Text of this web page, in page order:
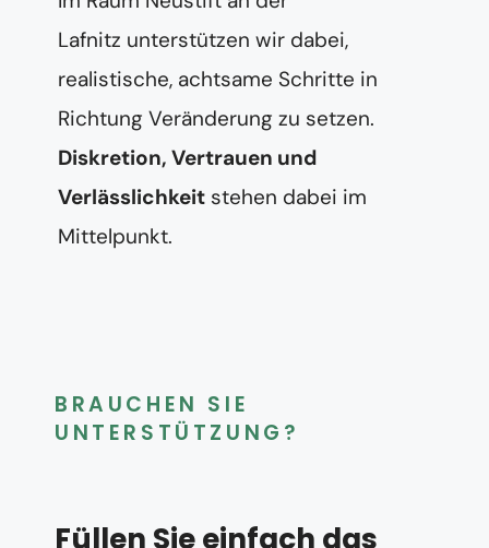
Lafnitz unterstützen wir dabei,
realistische, achtsame Schritte in
Richtung Veränderung zu setzen.
Diskretion, Vertrauen und
Verlässlichkeit stehen dabei im
Mittelpunkt.
BRAUCHEN SIE
UNTERSTÜTZUNG?
Füllen Sie einfach das